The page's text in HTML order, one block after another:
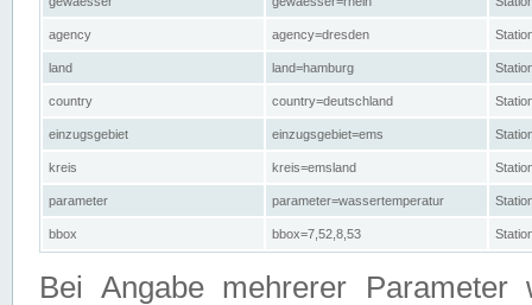
agency agency=dresden
land land=hamburg
country country=deutschland
einzugsgebiet einzugsgebiet=ems
kreis kreis=emsland
parameter parameter=wassertemperatur
bbox bbox=7,52,8,53
Bei Angabe mehrerer Parameter